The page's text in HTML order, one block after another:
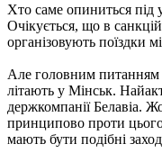
Хто саме опиниться
Очікується, що в
організовують поїздки
Але головним питанням
літають у Мінськ.
держкомпанії Белавіа.
принципово проти
мають бути подібні